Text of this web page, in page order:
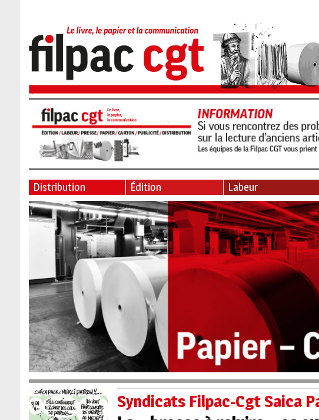
Distribution Édition Labeur
Syndicats Filpac-Cgt Saica